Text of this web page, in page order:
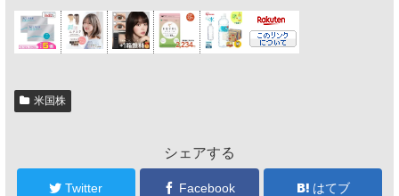
米国株
シェアする
Twitter Facebook はてブ